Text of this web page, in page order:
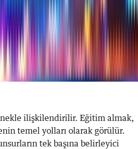
ilişkilendirilir. Eğitim almak,
temel yolları olarak görülür.
tek başına belirleyici